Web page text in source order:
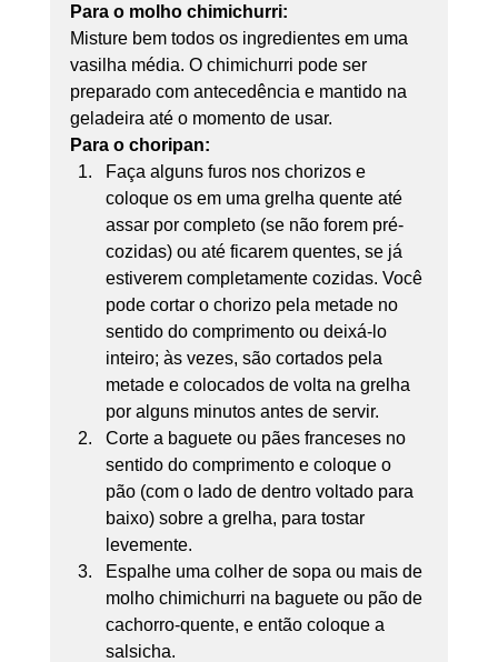
Para o molho chimichurri:
Misture bem todos os ingredientes em uma
vasilha média. O chimichurri pode ser
preparado com antecedência e mantido na
geladeira até o momento de usar.
Para o choripan:
Faça alguns furos nos chorizos e
coloque os em uma grelha quente até
assar por completo (se não forem pré-
cozidas) ou até ficarem quentes, se já
estiverem completamente cozidas. Você
pode cortar o chorizo pela metade no
sentido do comprimento ou deixá-lo
inteiro; às vezes, são cortados pela
metade e colocados de volta na grelha
por alguns minutos antes de servir.
Corte a baguete ou pães franceses no
sentido do comprimento e coloque o
pão (com o lado de dentro voltado para
baixo) sobre a grelha, para tostar
levemente.
Espalhe uma colher de sopa ou mais de
molho chimichurri na baguete ou pão de
cachorro-quente, e então coloque a
salsicha.